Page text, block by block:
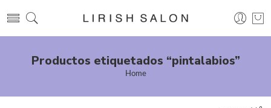
Productos etiquetados “pintalabios”
Home